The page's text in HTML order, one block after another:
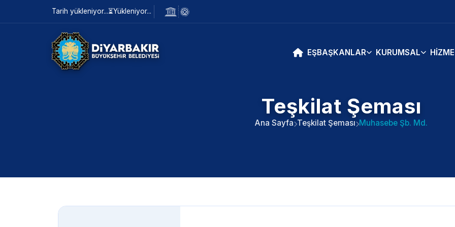
Tarih yükleniyor...⏳Yükleniyor...
EŞBAŞKANLAR KURUMSAL
Teşkilat Şeması
Ana Sayfa Teşkilat Şeması Muhasebe Şb. Md.